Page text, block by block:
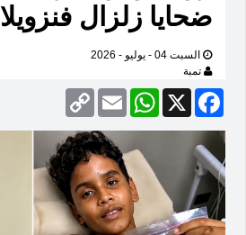
ضحايا زلزال فنزويلا
السبت 04 - يوليو - 2026
تمبة
Facebook
X
WhatsApp
Email
Copy
Link